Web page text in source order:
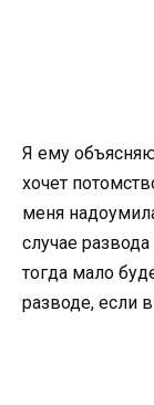
Я ему
хочет
меня
случае
тогда мало
разводе, если